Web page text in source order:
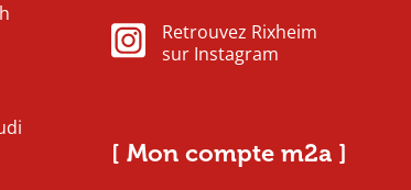
Retrouvez Rixheim
sur Instagram
[ Mon compte m2a ]